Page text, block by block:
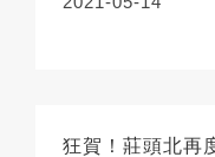
狂賀！莊頭北再